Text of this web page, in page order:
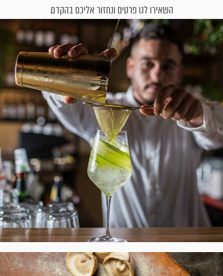
השאירו לנו פרטים ונחזור אליכם בהקדם.